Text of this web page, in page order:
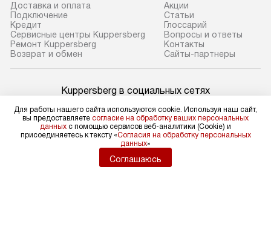
Доставка и оплата
Подключение
Кредит
Сервисные центры Kuppersberg
Ремонт Kuppersberg
Возврат и обмен
Акции
Cтатьи
Глоссарий
Вопросы и ответы
Контакты
Сайты-партнеры
Kuppersberg в социальных сетях
Для физических лиц
shop@kuppers-russia.ru
Для юридических лиц
Для работы нашего сайта используются cookie. Используя наш сайт,
вы предоставляете согласие на обработку ваших персональных
данных с помощью сервисов веб-аналитики (Cookie) и
присоединяетесь к тексту «Согласия на обработку персональных
данных»
Соглашаюсь